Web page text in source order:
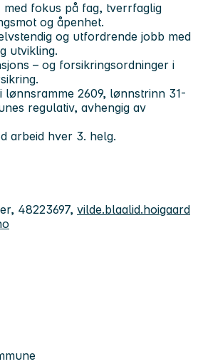
med fokus på fag, tverrfaglig
og åpenhet.
og utfordrende jobb med
utvikling.
– og forsikringsordninger i
lønnsramme 2609, lønnstrinn 31-
regulativ, avhengig av
arbeid hver 3. helg.
48223697, vilde.blaalid.hoigaard